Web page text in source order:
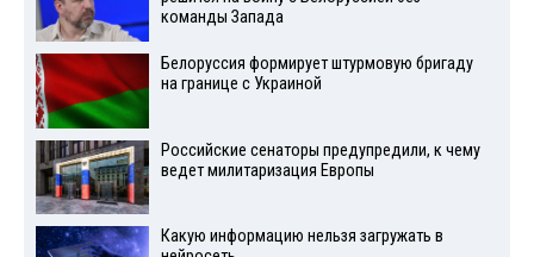
команды Запада
Белоруссия формирует штурмовую бригаду
на границе с Украиной
Российские сенаторы предупредили, к чему
ведет милитаризация Европы
Какую информацию нельзя загружать в